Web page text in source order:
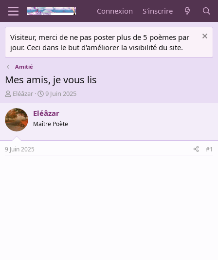
Connexion S'inscrire
Visiteur, merci de ne pas poster plus de 5 poèmes par
jour. Ceci dans le but d'améliorer la visibilité du site.
Amitié
Mes amis, je vous lis
A
u
t
e
u
r
d
e
Eléâzar
D
a
t
d
é
9 Juin 2025
Eléâzar
Maître Poète
9 Juin 2025 #1